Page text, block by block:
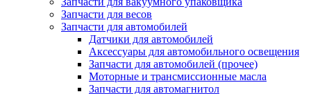
Запчасти для весов
Запчасти для автомобилей
Датчики для автомобилей
Аксессуары для автомобильного освещения
Запчасти для автомобилей (прочее)
Моторные и трансмиссионные масла
Запчасти для автомагнитол